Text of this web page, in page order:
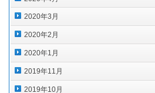
2020年3月
2020年2月
2020年1月
2019年11月
2019年10月